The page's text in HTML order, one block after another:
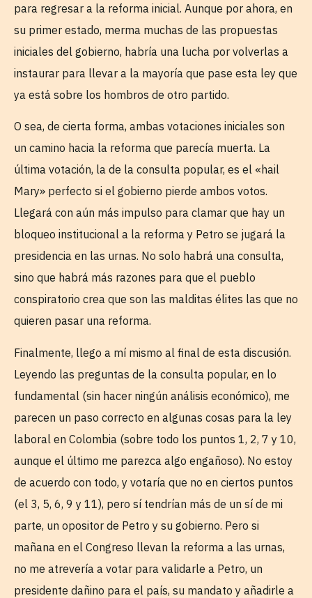
para regresar a la reforma inicial. Aunque por ahora, en
su primer estado, merma muchas de las propuestas
iniciales del gobierno, habría una lucha por volverlas a
instaurar para llevar a la mayoría que pase esta ley que
ya está sobre los hombros de otro partido.
O sea, de cierta forma, ambas votaciones iniciales son
un camino hacia la reforma que parecía muerta. La
última votación, la de la consulta popular, es el «hail
Mary» perfecto si el gobierno pierde ambos votos.
Llegará con aún más impulso para clamar que hay un
bloqueo institucional a la reforma y Petro se jugará la
presidencia en las urnas. No solo habrá una consulta,
sino que habrá más razones para que el pueblo
conspiratorio crea que son las malditas élites las que no
quieren pasar una reforma.
Finalmente, llego a mí mismo al final de esta discusión.
Leyendo las preguntas de la consulta popular, en lo
fundamental (sin hacer ningún análisis económico), me
parecen un paso correcto en algunas cosas para la ley
laboral en Colombia (sobre todo los puntos 1, 2, 7 y 10,
aunque el último me parezca algo engañoso). No estoy
de acuerdo con todo, y votaría que no en ciertos puntos
(el 3, 5, 6, 9 y 11), pero sí tendrían más de un sí de mi
parte, un opositor de Petro y su gobierno. Pero si
mañana en el Congreso llevan la reforma a las urnas,
no me atrevería a votar para validarle a Petro, un
presidente dañino para el país, su mandato y añadirle a